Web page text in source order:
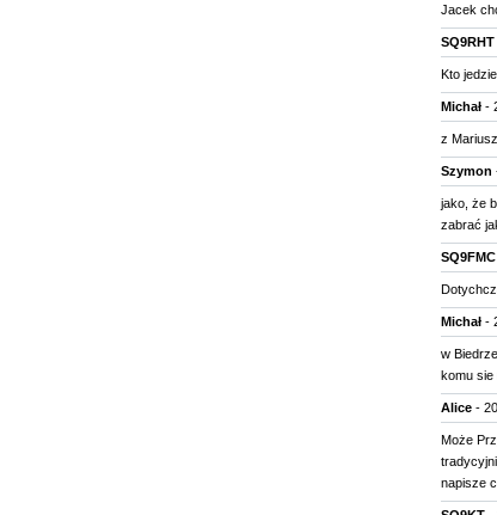
Jacek
SQ9RHT
Kto
Michał-
z
Szymon
jako, że
zabrać
SQ9FMC
Michał-
w
komu sie
Alice-
Może
napisze